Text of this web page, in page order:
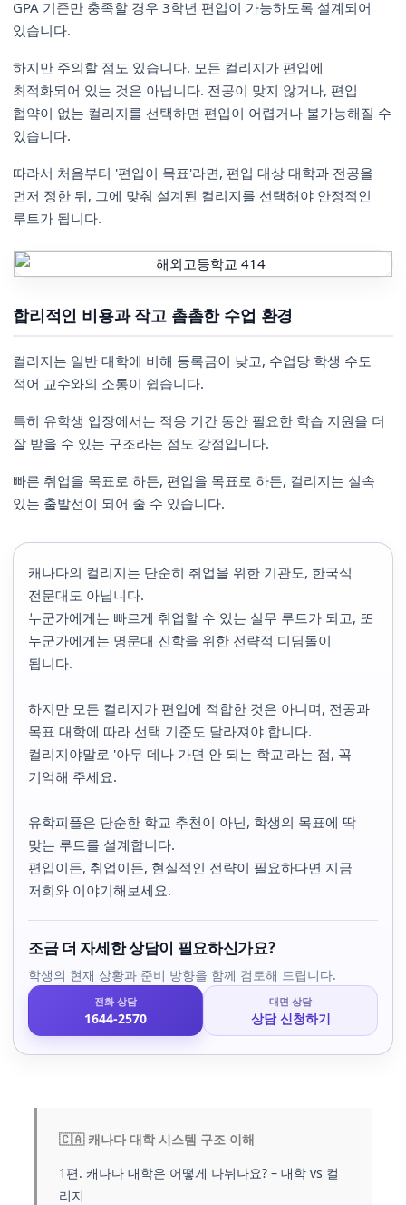
GPA 기준만 충족할 경우 3학년 편입이 가능하도록 설계되어
있습니다.
하지만 주의할 점도 있습니다. 모든 컬리지가 편입에
최적화되어 있는 것은 아닙니다. 전공이 맞지 않거나, 편입
협약이 없는 컬리지를 선택하면 편입이 어렵거나 불가능해질 수
있습니다.
따라서 처음부터 '편입이 목표'라면, 편입 대상 대학과 전공을
먼저 정한 뒤, 그에 맞춰 설계된 컬리지를 선택해야 안정적인
루트가 됩니다.
합리적인 비용과 작고 촘촘한 수업 환경
컬리지는 일반 대학에 비해 등록금이 낮고, 수업당 학생 수도
적어 교수와의 소통이 쉽습니다.
특히 유학생 입장에서는 적응 기간 동안 필요한 학습 지원을 더
잘 받을 수 있는 구조라는 점도 강점입니다.
빠른 취업을 목표로 하든, 편입을 목표로 하든, 컬리지는 실속
있는 출발선이 되어 줄 수 있습니다.
캐나다의 컬리지는 단순히 취업을 위한 기관도, 한국식
전문대도 아닙니다.
누군가에게는 빠르게 취업할 수 있는 실무 루트가 되고, 또
누군가에게는 명문대 진학을 위한 전략적 디딤돌이
됩니다.
하지만 모든 컬리지가 편입에 적합한 것은 아니며, 전공과
목표 대학에 따라 선택 기준도 달라져야 합니다.
컬리지야말로 '아무 데나 가면 안 되는 학교'라는 점, 꼭
기억해 주세요.
유학피플은 단순한 학교 추천이 아닌, 학생의 목표에 딱
맞는 루트를 설계합니다.
편입이든, 취업이든, 현실적인 전략이 필요하다면 지금
저희와 이야기해보세요.
조금 더 자세한 상담이 필요하신가요?
학생의 현재 상황과 준비 방향을 함께 검토해 드립니다.
전화 상담
1644-2570
대면 상담
상담 신청하기
🇨🇦 캐나다 대학 시스템 구조 이해
1편. 캐나다 대학은 어떻게 나뉘나요? – 대학 vs 컬
리지